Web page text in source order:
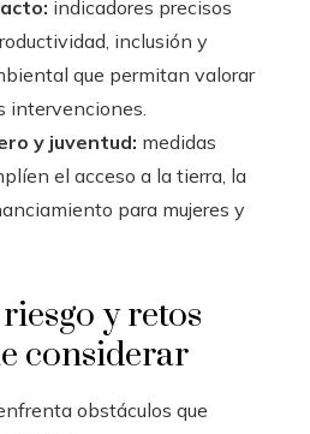
indicadores precisos
inclusión y
que permitan valorar
intervenciones.
y juventud: medidas
el acceso a la tierra, la
para mujeres y
y retos
considerar
obstáculos que